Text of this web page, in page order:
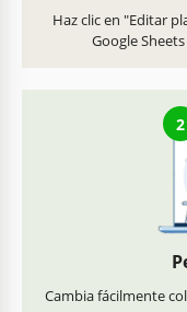
Haz clic en "Editar
Google
2
Cambia fácilmente